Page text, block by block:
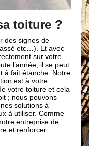
?
de
Et avec
votre
il se peut
Notre
et cela
à
Comme
de
Notre
Brun
toiture
Pour améliorer
et les cassures
matériaux de
intervention
ans. Sachez
solution pour
services et
toiture et notre
réaliser sans
nettoyage et
66300 et ses
entreprise de